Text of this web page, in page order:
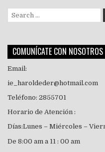
Search
for:
COMUNÍCATE CON NOSOTROS
Email:
ie_haroldeder@hotmail.com
Teléfono: 2855701
Horario de Atención :
Días:Lunes – Miércoles –
De 8:00 am a 11 : 00 am